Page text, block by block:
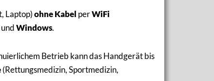
Laptop)ohne Kabel perWiFi
Windows.
Betrieb kann das Handgerät bis
(Rettungsmedizin, Sportmedizin,